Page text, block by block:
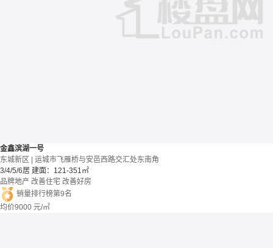
金鑫滨湖一号
东城新区 | 运城市飞雁桥与安邑西路交汇处东南角
3/4/5/6居 建面：121-351㎡
品牌地产 改善住宅 改善好房
销量排行榜第9名
均价9000 元/㎡